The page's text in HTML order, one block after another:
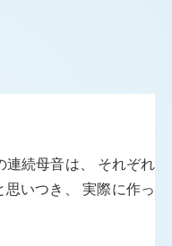
連続母音は、 それぞれ
いつき、 実際に作っ